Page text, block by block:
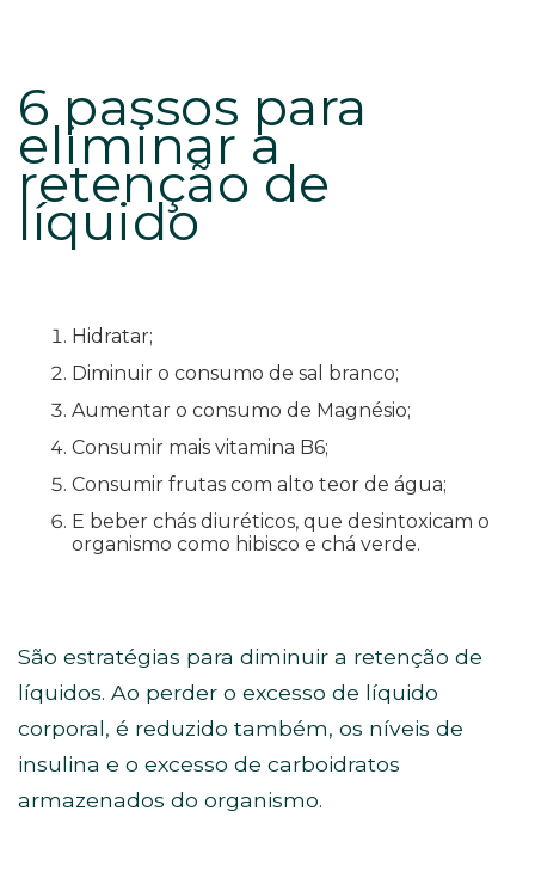
6 passos para
eliminar a
retenção de
líquido
Hidratar;
Diminuir o consumo de sal branco;
Aumentar o consumo de Magnésio;
Consumir mais vitamina B6;
Consumir frutas com alto teor de água;
E beber chás diuréticos, que desintoxicam o
organismo como hibisco e chá verde.
São estratégias para diminuir a retenção de
líquidos. Ao perder o excesso de líquido
corporal, é reduzido também, os níveis de
insulina e o excesso de carboidratos
armazenados do organismo.